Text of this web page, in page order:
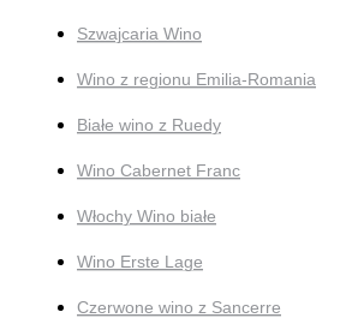
Szwajcaria Wino
Wino z regionu Emilia-Romania
Białe wino z Ruedy
Wino Cabernet Franc
Włochy Wino białe
Wino Erste Lage
Czerwone wino z Sancerre